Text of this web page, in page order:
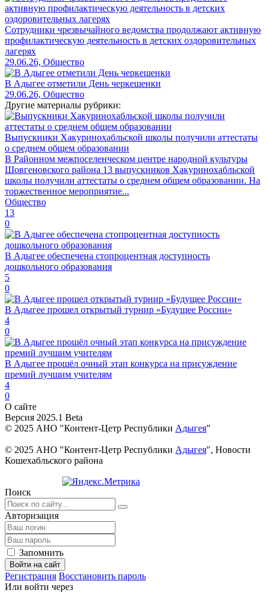
Сотрудники чрезвычайного ведомства продолжают активную
профилактическую деятельность в детских оздоровительных
лагерях
29.06.26, Общество
В Адыгее отметили День черкешенки
29.06.26, Общество
Другие материалы рубрики:
Выпускники Хакуринохабльской школы получили аттестаты
о среднем общем образовании
В Районном межпоселенческом центре народной культуры
Шовгеновского района 13 выпускников Хакуринохабльской
школы получили аттестаты о среднем общем образовании. На
торжественное мероприятие...
Общество
13
0
В Адыгее обеспечена стопроцентная доступность
дошкольного образования
5
0
В Адыгее прошел открытый турнир «Будущее России»
4
0
В Адыгее прошёл очный этап конкурса на присуждение
премий лучшим учителям
4
0
О сайте
Версия 2025.1 Beta
© 2025 АНО "Контент-Цетр Республики Адыгея"
© 2025 АНО "Контент-Цетр Республики Адыгея", Новости
Кошехабльского района
Поиск
Авторизация
Запомнить
Войти на сайт
Регистрация Восстановить пароль
Или войти через